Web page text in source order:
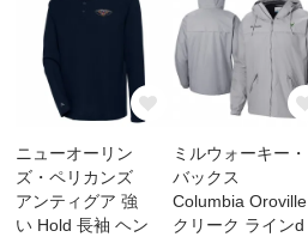
ニューオーリン
ズ・ペリカンズ
アンティグア 強
い Hold 長袖 ヘン
ミルウォーキー・
バックス
Columbia Oroville
クリーク ラインd